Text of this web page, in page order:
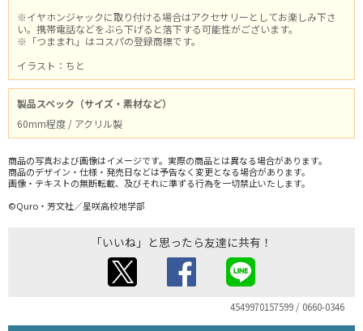
※イヤホンジャックに取り付ける場合はアクセサリーとしてお楽しみ下さ
い。携帯電話などをぶら下げると落下する可能性がございます。
※「つままれ」はコスパの登録商標です。
イラスト：ちと
製品スペック（サイズ・素材など）
60mm程度 / アクリル製
商品の写真および画像はイメージです。実際の商品とは異なる場合があります。
商品のデザイン・仕様・発売日などは予告なく変更となる場合があります。
画像・テキストの無断転載、及びそれに準ずる行為を一切禁止いたします。
©Quro・芳文社／星咲高校地学部
「いいね」と思ったら友達に共有！
4549970157599 / 0660-0346